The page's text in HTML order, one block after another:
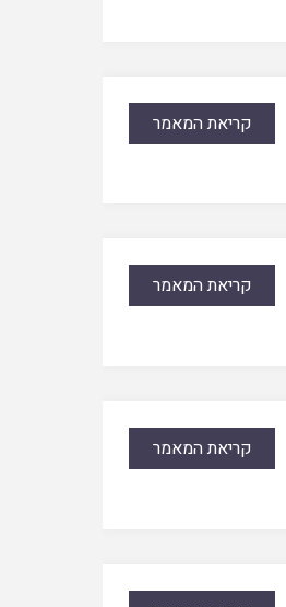
קריאת המאמר
קריאת המאמר
קריאת המאמר